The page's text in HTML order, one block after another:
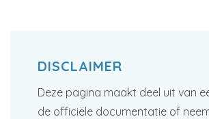
DISCLAIMER
Deze pagina maakt deel uit van
de officiële documentatie of